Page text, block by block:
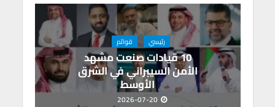
رئيسي قوائم
10 قيادات صنعت مشهد
الأمن السيبراني في الشرق
الأوسط
2026-07-20